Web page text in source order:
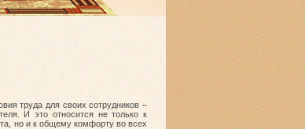
труда для своих сотрудников –
И это относится не только к
но и к общему комфорту во всех